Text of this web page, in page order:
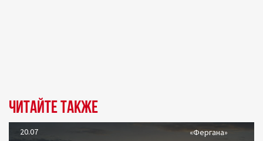
Читайте также
20.07 «Фергана»